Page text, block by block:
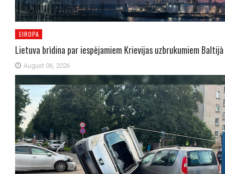
EIROPA
Lietuva brīdina par iespējamiem Krievijas uzbrukumiem Baltijā
August 06, 2026